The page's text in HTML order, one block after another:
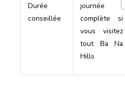
Durée
conseillée
journée
complète si
vous visitez
tout Ba Na
Hills